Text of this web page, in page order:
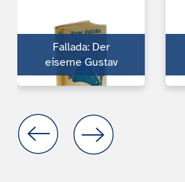
Fallada: Der
eiserne Gustav